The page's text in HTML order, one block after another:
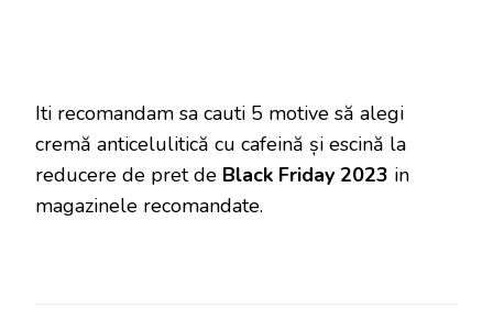
Iti recomandam sa cauti 5 motive să alegi
cremă anticelulitică cu cafeină și escină la
reducere de pret de Black Friday 2023 in
magazinele recomandate.